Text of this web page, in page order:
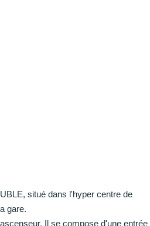
situé dans l'hyper centre de
gare.
Il se compose d'une entrée